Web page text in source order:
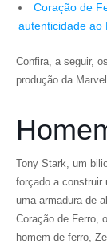
Coração de
autenticidade ao
Confira, a seguir,
produção da
Tony Stark, um
forçado a construir
uma armadura de
Coração de Ferro,
homem de ferro,